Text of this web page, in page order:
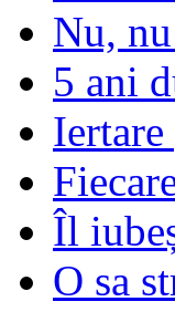
Nu,
5 ani
Îl
O sa